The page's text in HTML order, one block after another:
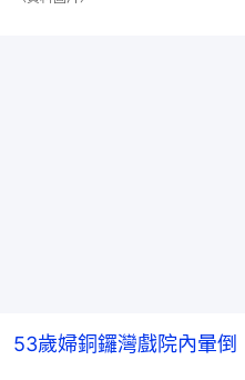
53歲婦銅鑼灣戲院內暈